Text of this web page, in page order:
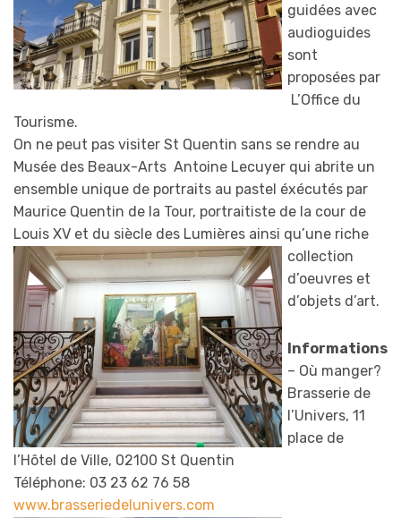
guidées avec
audioguides
sont
proposées par
L’Office du
Tourisme.
On ne peut pas visiter St Quentin sans se rendre au
Musée des Beaux-Arts Antoine Lecuyer qui abrite un
ensemble unique de portraits au pastel éxécutés par
Maurice Quentin de la Tour, portraitiste de la cour de
Louis XV et du siècle des Lumières ainsi qu’une riche
collection
d’oeuvres et
d’objets d’art.
Informations
– Où manger?
Brasserie de
l’Univers, 11
place de
l’Hôtel de Ville, 02100 St Quentin
Téléphone: 03 23 62 76 58
www.brasseriedelunivers.com